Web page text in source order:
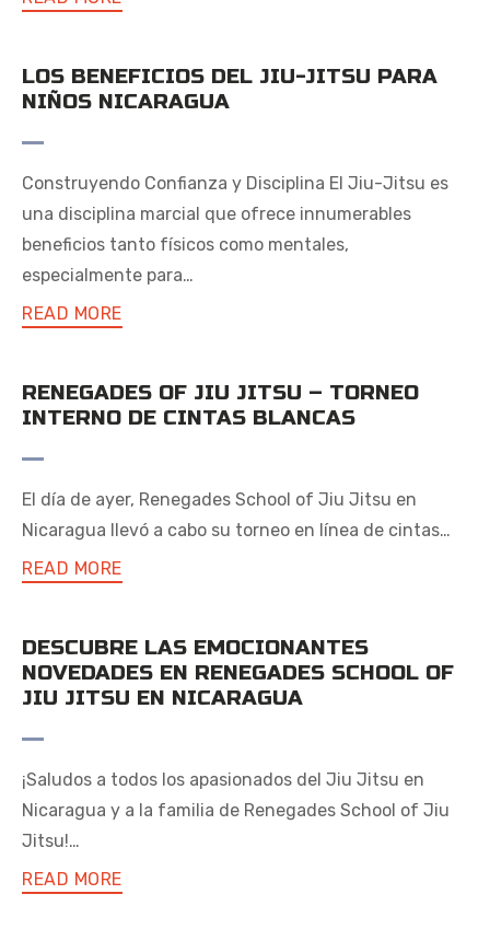
LOS BENEFICIOS DEL JIU-JITSU PARA
NIÑOS NICARAGUA
Construyendo Confianza y Disciplina El Jiu-Jitsu es
una disciplina marcial que ofrece innumerables
beneficios tanto físicos como mentales,
especialmente para…
READ MORE
RENEGADES OF JIU JITSU – TORNEO
INTERNO DE CINTAS BLANCAS
El día de ayer, Renegades School of Jiu Jitsu en
Nicaragua llevó a cabo su torneo en línea de cintas…
READ MORE
DESCUBRE LAS EMOCIONANTES
NOVEDADES EN RENEGADES SCHOOL OF
JIU JITSU EN NICARAGUA
¡Saludos a todos los apasionados del Jiu Jitsu en
Nicaragua y a la familia de Renegades School of Jiu
Jitsu!…
READ MORE